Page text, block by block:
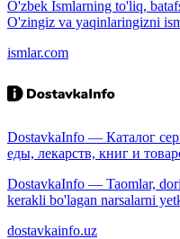
O'zbek Ismlarning to'liq,
O'zingiz va yaqinlaringizni
ismlar.com
DostavkaInfo — Каталог
еды, лекарств, книг и
DostavkaInfo — Taomlar,
kerakli bo'lagan narsalarni
dostavkainfo.uz